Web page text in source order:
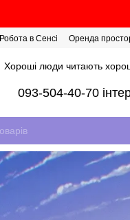
Робота в Сенсі Оренда
Хороші люди читають
093-504-40-70